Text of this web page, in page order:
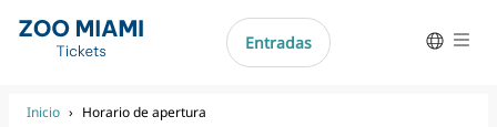
Ir al contenido
Entradas
Inicio › Horario de apertura